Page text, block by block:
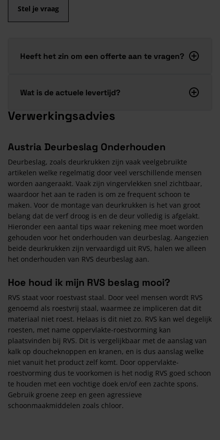
Stel je vraag
Heeft het zin om een offerte aan te vragen?
Wat is de actuele levertijd?
Verwerkingsadvies
Austria Deurbeslag Onderhouden
Deurbeslag, zoals deurkrukken zijn vaak veelgebruikte
artikelen welke regelmatig door veel verschillende mensen
worden aangeraakt. Vaak zijn vingervlekken snel zichtbaar,
waardoor het aan te raden is om ze frequent schoon te
maken. Voor de montage van deurkrukken is het van groot
belang dat de verf droog is en de deur volledig is afgelakt.
Hieronder een aantal tips waar rekening mee moet worden
gehouden voor het onderhouden van deurbeslag. Aangezien
beide deurkrukken zijn vervaardigd uit RVS, halen we alleen
het onderhouden van RVS deurbeslag aan.
Hoe houd ik mijn RVS beslag mooi?
RVS staat voor roestvast staal. Door veel mensen wordt RVS
genoemd als roestvrij staal, waarmee ze impliceren dat dit
materiaal niet roest. Helaas is dit niet zo. RVS kan wel degelijk
roesten, met name oppervlakte-roestvorming kan
plaatsvinden bij RVS. Dit is vergelijkbaar met de aanslag van
kalk op doucheknoppen en kranen, en is dus aanslag welke
niet vanuit het product zelf komt. Door oppervlakte-
roestvorming dus te voorkomen is het nodig RVS goed schoon
te houden met een vochtige doek en/of een zachte spons.
Gebruik groene zeep en geen agressieve
schoonmaakmiddelen zoals chloor.